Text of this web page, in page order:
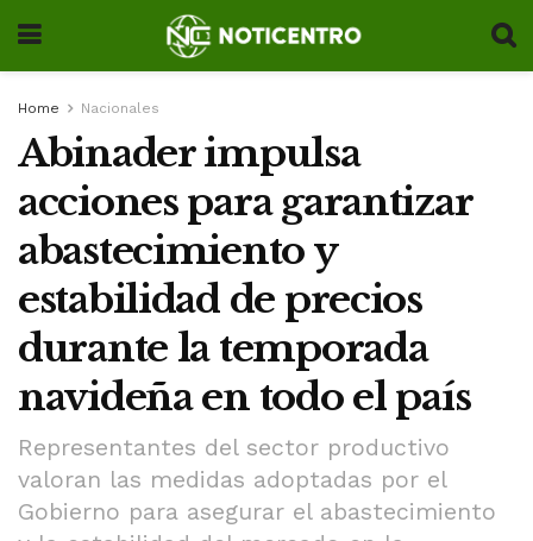
Home Nacionales
Abinader impulsa
acciones para garantizar
abastecimiento y
estabilidad de precios
durante la temporada
navideña en todo el país
Representantes del sector productivo
valoran las medidas adoptadas por el
Gobierno para asegurar el abastecimiento